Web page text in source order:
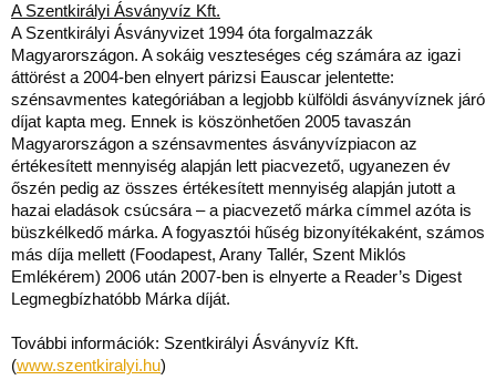
A Szentkirályi Ásványvíz Kft.
A Szentkirályi Ásványvizet 1994 óta forgalmazzák
Magyarországon. A sokáig veszteséges cég számára az igazi
áttörést a 2004-ben elnyert párizsi Eauscar jelentette:
szénsavmentes kategóriában a legjobb külföldi ásványvíznek járó
díjat kapta meg. Ennek is köszönhetően 2005 tavaszán
Magyarországon a szénsavmentes ásványvízpiacon az
értékesített mennyiség alapján lett piacvezető, ugyanezen év
őszén pedig az összes értékesített mennyiség alapján jutott a
hazai eladások csúcsára – a piacvezető márka címmel azóta is
büszkélkedő márka. A fogyasztói hűség bizonyítékaként, számos
más díja mellett (Foodapest, Arany Tallér, Szent Miklós
Emlékérem) 2006 után 2007-ben is elnyerte a Reader’s Digest
Legmegbízhatóbb Márka díját.
További információk: Szentkirályi Ásványvíz Kft.
(www.szentkiralyi.hu)